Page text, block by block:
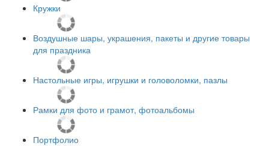
Кружки
Воздушные шары, украшения, пакеты и другие товары
для праздника
Настольные игры, игрушки и головоломки, пазлы
Рамки для фото и грамот, фотоальбомы
Портфолио